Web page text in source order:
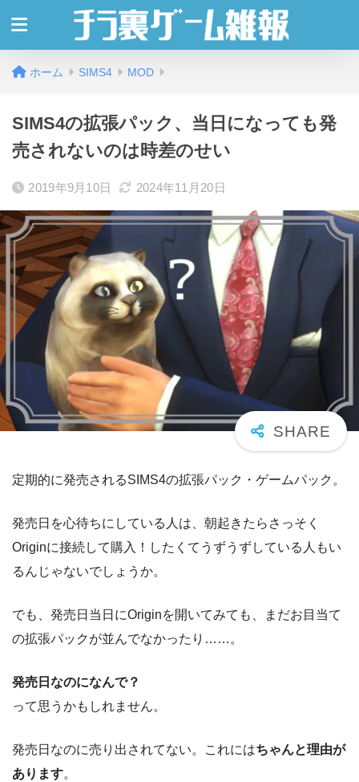
ホーム SIMS4 MOD
SIMS4の拡張パック、当日になっても発
売されないのは時差のせい
2019年9月10日 2024年11月20日
定期的に発売されるSIMS4の拡張パック・ゲームパック。
発売日を心待ちにしている人は、朝起きたらさっそく
Originに接続して購入！したくてうずうずしている人もい
るんじゃないでしょうか。
でも、発売日当日にOriginを開いてみても、まだお目当て
の拡張パックが並んでなかったり……。
発売日なのになんで？
って思うかもしれません。
発売日なのに売り出されてない。これにはちゃんと理由が
あります。